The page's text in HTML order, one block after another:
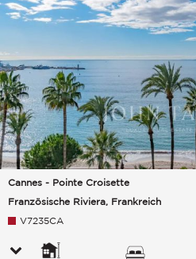
Cannes - Pointe Croisette
Französische Riviera, Frankreich
V7235CA